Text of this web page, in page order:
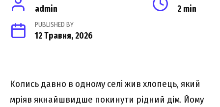
admin 2 min
PUBLISHED BY
12 Травня, 2026
Колись давно в одному селі жив хлопець, який
мріяв якнайшвидше покинути рідний дім. Йому